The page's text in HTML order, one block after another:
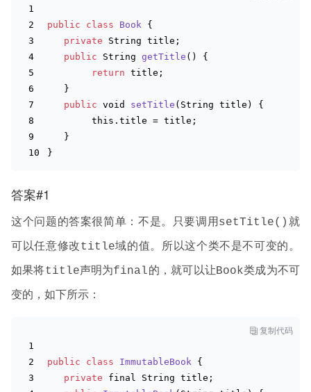
public class Book
{
private
String title;
public
String getTitle ( )
{
return title;
   }
public void setTitle ( String title )
{
this .title = title;
   }
}
答案#1
这个问题的答案很简单：不是。只要调用 setTitle() 就
可以任意修改title域的值。所以这个类不是不可变的。
如果将title声明为final的，就可以让Book类成为不可
变的，如下所示：
 复制代码
public class ImmutableBook
{
private final String title;